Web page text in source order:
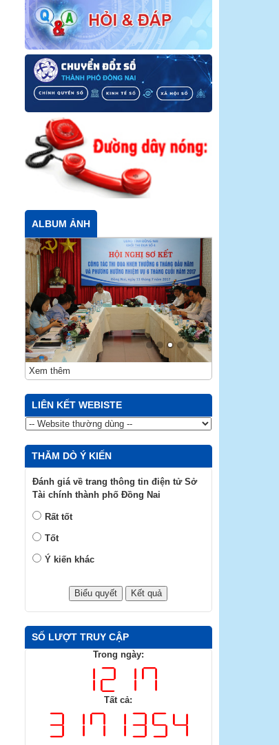
ALBUM ẢNH
Xem thêm
LIÊN KẾT WEBISTE
THĂM DÒ Ý KIẾN
Đánh giá về trang thông tin điện tử Sở
Tài chính thành phố Đồng Nai
Rất tốt
Tốt
Ý kiến khác
SỐ LƯỢT TRUY CẬP
Trong ngày:
Tất cả: